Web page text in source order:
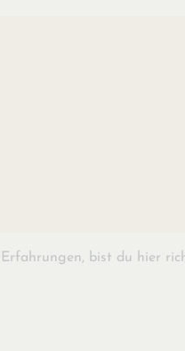
bist du hier